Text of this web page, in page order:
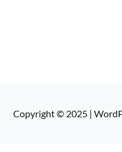
Copyright © 2025 |